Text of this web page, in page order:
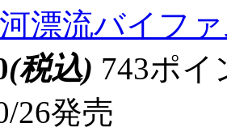
漂流バイフ
(税込) 743ポ
26発売